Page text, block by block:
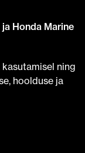
Honda Marine
ning
hoolduse ja